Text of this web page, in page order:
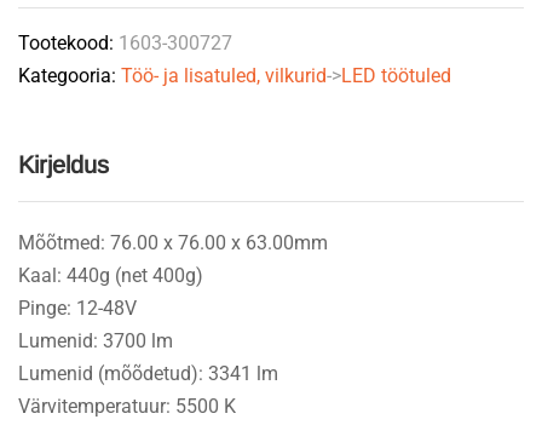
BULLY
3000
BULLPRO
Tootekood: 1603-300727
Kategooria: Töö- ja lisatuled, vilkurid->LED töötuled
Kirjeldus
Mõõtmed: 76.00 x 76.00 x 63.00mm
Kaal: 440g (net 400g)
Pinge: 12-48V
Lumenid: 3700 lm
Lumenid (mõõdetud): 3341 lm
Värvitemperatuur: 5500 K